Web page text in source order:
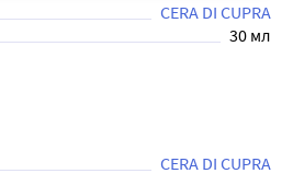
CERA DI CUPRA
30 мл
CERA DI CUPRA